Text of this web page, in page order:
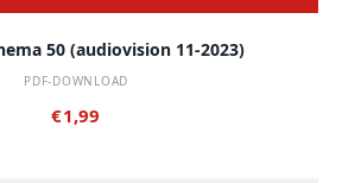
50 (audiovision 11-2023)
PDF-DOWNLOAD
€1,99